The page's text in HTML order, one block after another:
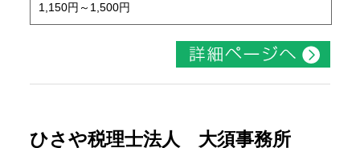
1,150円～1,500円
ひさや税理士法人 大須事務所